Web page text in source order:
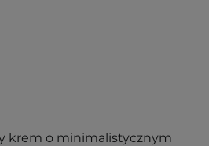
krem o minimalistycznym